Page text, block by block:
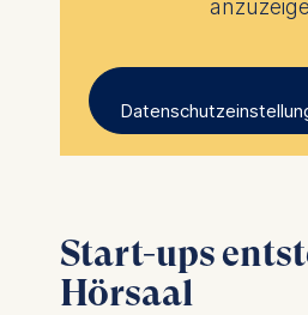
Start-ups
Hörsaal